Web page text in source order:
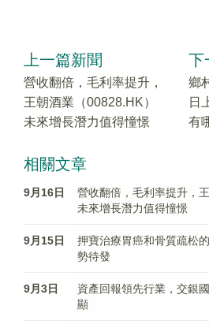
上一篇新聞
營收翻倍，毛利率提升，
王朝酒業（00828.HK）
未來增長潛力值得憧憬
下
鄉
日
有
相關文章
9月16日
營收翻倍，毛利率提升，
未來增長潛力值得憧憬
9月15日
押寶治療胃癌和骨質疏松
勢待發
9月3日
資產回報領先行業，交銀
顯